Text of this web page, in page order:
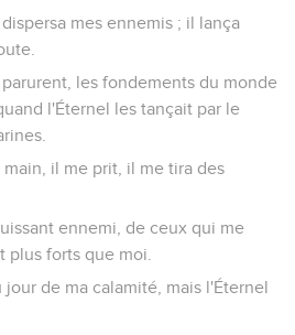
mes ennemis ; il lança
les fondements du monde
l'Éternel les tançait par le
il me prit, il me tira des
ennemi, de ceux qui me
plus forts que moi.
jour de ma calamité, mais l'Éternel